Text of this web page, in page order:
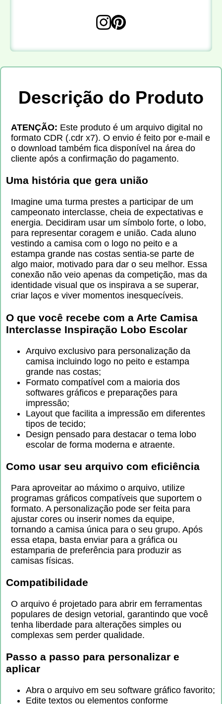
Descrição do Produto
ATENÇÃO: Este produto é um arquivo digital no
formato CDR (.cdr x7). O envio é feito por e-mail e
o download também fica disponível na área do
cliente após a confirmação do pagamento.
Uma história que gera união
Imagine uma turma prestes a participar de um
campeonato interclasse, cheia de expectativas e
energia. Decidiram usar um símbolo forte, o lobo,
para representar coragem e união. Cada aluno
vestindo a camisa com o logo no peito e a
estampa grande nas costas sentia-se parte de
algo maior, motivado para dar o seu melhor. Essa
conexão não veio apenas da competição, mas da
identidade visual que os inspirava a se superar,
criar laços e viver momentos inesquecíveis.
O que você recebe com a Arte Camisa
Interclasse Inspiração Lobo Escolar
Arquivo exclusivo para personalização da
camisa incluindo logo no peito e estampa
grande nas costas;
Formato compatível com a maioria dos
softwares gráficos e preparações para
impressão;
Layout que facilita a impressão em diferentes
tipos de tecido;
Design pensado para destacar o tema lobo
escolar de forma moderna e atraente.
Como usar seu arquivo com eficiência
Para aproveitar ao máximo o arquivo, utilize
programas gráficos compatíveis que suportem o
formato. A personalização pode ser feita para
ajustar cores ou inserir nomes da equipe,
tornando a camisa única para o seu grupo. Após
essa etapa, basta enviar para a gráfica ou
estamparia de preferência para produzir as
camisas físicas.
Compatibilidade
O arquivo é projetado para abrir em ferramentas
populares de design vetorial, garantindo que você
tenha liberdade para alterações simples ou
complexas sem perder qualidade.
Passo a passo para personalizar e
aplicar
Abra o arquivo em seu software gráfico favorito;
Edite textos ou elementos conforme